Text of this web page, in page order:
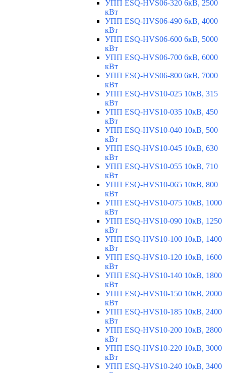
УПП ESQ-HVS06-320 6кВ, 2500
кВт
УПП ESQ-HVS06-490 6кВ, 4000
кВт
УПП ESQ-HVS06-600 6кВ, 5000
кВт
УПП ESQ-HVS06-700 6кВ, 6000
кВт
УПП ESQ-HVS06-800 6кВ, 7000
кВт
УПП ESQ-HVS10-025 10кВ, 315
кВт
УПП ESQ-HVS10-035 10кВ, 450
кВт
УПП ESQ-HVS10-040 10кВ, 500
кВт
УПП ESQ-HVS10-045 10кВ, 630
кВт
УПП ESQ-HVS10-055 10кВ, 710
кВт
УПП ESQ-HVS10-065 10кВ, 800
кВт
УПП ESQ-HVS10-075 10кВ, 1000
кВт
УПП ESQ-HVS10-090 10кВ, 1250
кВт
УПП ESQ-HVS10-100 10кВ, 1400
кВт
УПП ESQ-HVS10-120 10кВ, 1600
кВт
УПП ESQ-HVS10-140 10кВ, 1800
кВт
УПП ESQ-HVS10-150 10кВ, 2000
кВт
УПП ESQ-HVS10-185 10кВ, 2400
кВт
УПП ESQ-HVS10-200 10кВ, 2800
кВт
УПП ESQ-HVS10-220 10кВ, 3000
кВт
УПП ESQ-HVS10-240 10кВ, 3400